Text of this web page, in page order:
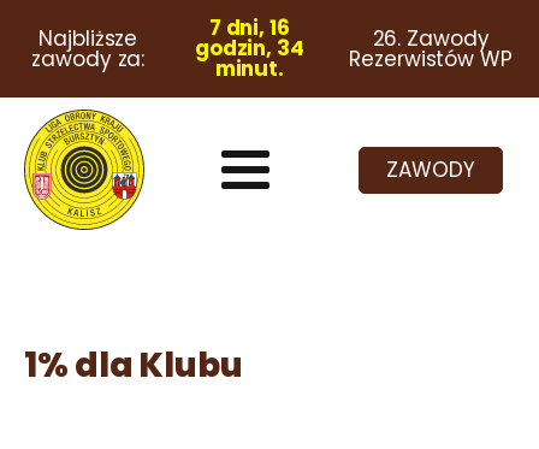
Najbliższe
zawody za:
7 dni, 16
godzin, 34
minut.
26. Zawody
Rezerwistów WP
ZAWODY
1% dla Klubu